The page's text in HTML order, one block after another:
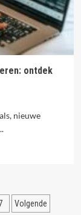
ontdek
nieuwe
Volgende